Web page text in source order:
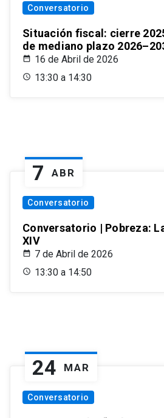
Conversatorio
Situación fiscal: cierre
de mediano plazo
16 de Abril de 2026
13:30 a 14:30
7 ABR
Conversatorio
Conversatorio | Pobreza:
XIV
7 de Abril de 2026
13:30 a 14:50
24 MAR
Conversatorio